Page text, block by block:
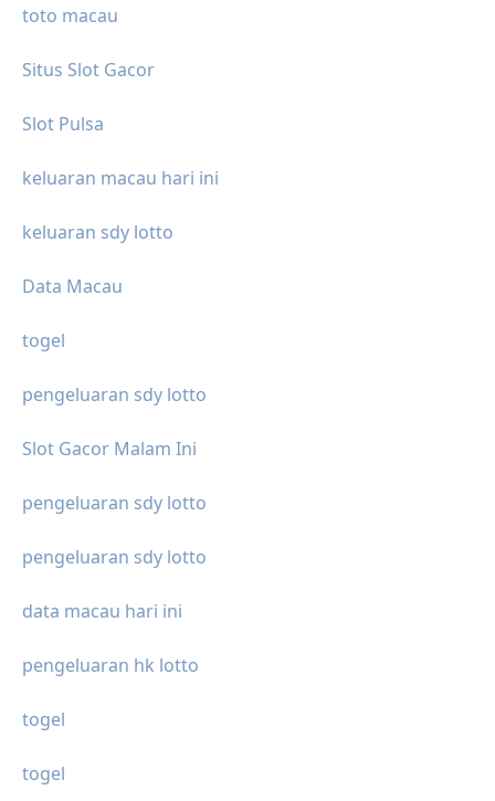
toto macau
Situs Slot Gacor
Slot Pulsa
keluaran macau hari ini
keluaran sdy lotto
Data Macau
togel
pengeluaran sdy lotto
Slot Gacor Malam Ini
pengeluaran sdy lotto
pengeluaran sdy lotto
data macau hari ini
pengeluaran hk lotto
togel
togel